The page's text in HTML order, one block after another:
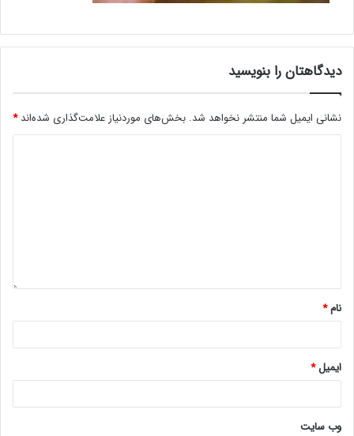
دیدگاهتان را بنویسید
نشانی ایمیل شما منتشر نخواهد شد. بخش‌های موردنیاز علامت‌گذاری شده‌اند*
نام*
ایمیل*
وب‌ سایت